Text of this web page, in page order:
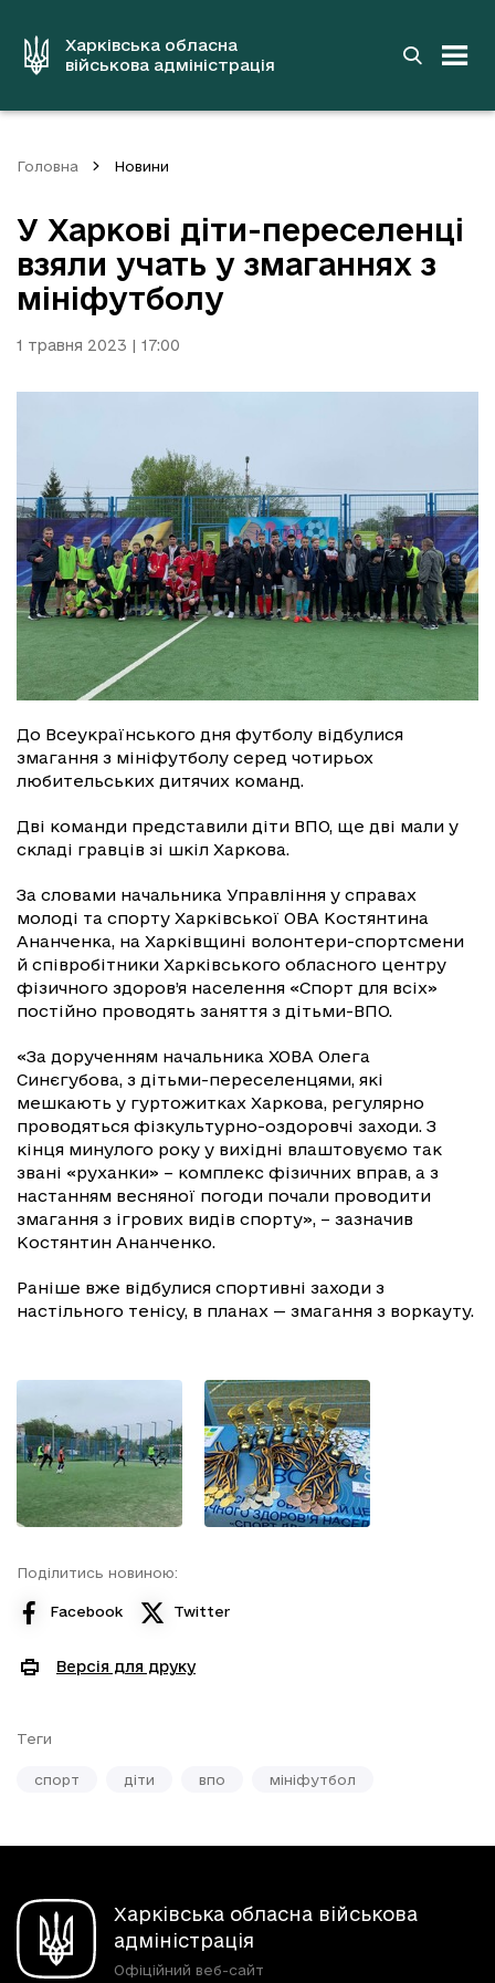
вмістуХарківська обласна
військова адміністрація
Головна Новини
У Харкові діти-переселенці
взяли учать у змаганнях з
мініфутболу
1 травня 2023 | 17:00
До Всеукраїнського дня футболу відбулися
змагання з мініфутболу серед чотирьох
любительських дитячих команд.
Дві команди представили діти ВПО, ще дві мали у
складі гравців зі шкіл Харкова.
За словами начальника Управління у справах
молоді та спорту Харківської ОВА Костянтина
Ананченка, на Харківщині волонтери-спортсмени
й співробітники Харківського обласного центру
фізичного здоров’я населення «Спорт для всіх»
постійно проводять заняття з дітьми-ВПО.
«За дорученням начальника ХОВА Олега
Синєгубова, з дітьми-переселенцями, які
мешкають у гуртожитках Харкова, регулярно
проводяться фізкультурно-оздоровчі заходи. З
кінця минулого року у вихідні влаштовуємо так
звані «руханки» – комплекс фізичних вправ, а з
настанням весняної погоди почали проводити
змагання з ігрових видів спорту», – зазначив
Костянтин Ананченко.
Раніше вже відбулися спортивні заходи з
настільного тенісу, в планах — змагання з воркауту.
Поділитись новиною:
Facebook Twitter
Версія для друку
Теги
спорт діти впо мініфутбол
Харківська обласна військова
адміністрація
Офіційний веб-сайт